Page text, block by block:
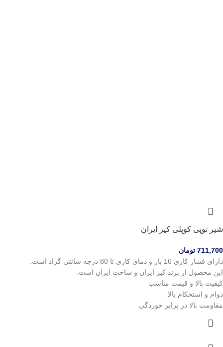
شیر توپی کوپلی کیز ایران
711,700 تومان
دارای فشار کاری 16 بار و دمای کاری تا 80 درجه سانتی گراد است.
این محصول از برند کیز ایران و ساخت ایران است.
کیفیت بالا و قیمت مناسب
دوام و استحکام بالا
مقاومت بالا در برابر خوردگی